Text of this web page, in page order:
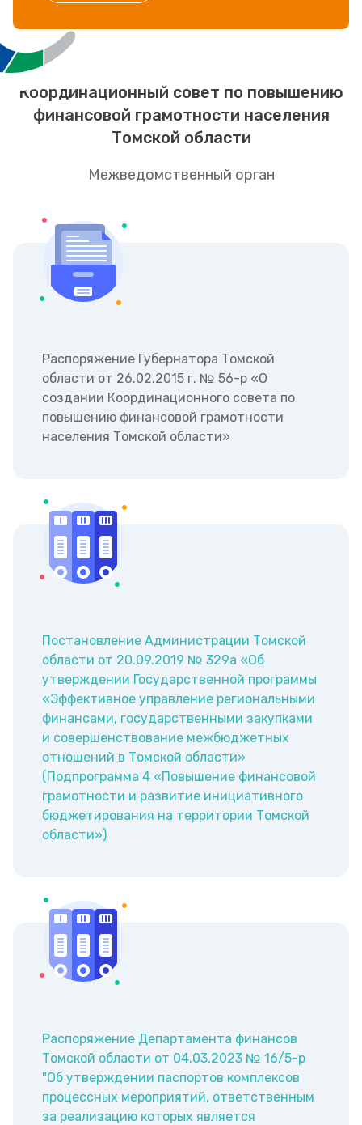
Координационный совет по повышению
финансовой грамотности населения
Томской области
Межведомственный орган
Распоряжение Губернатора Томской
области от 26.02.2015 г. № 56-р «О
создании Координационного совета по
повышению финансовой грамотности
населения Томской области»
Постановление Администрации Томской
области от 20.09.2019 № 329а «Об
утверждении Государственной программы
«Эффективное управление региональными
финансами, государственными закупками
и совершенствование межбюджетных
отношений в Томской области»
(Подпрограмма 4 «Повышение финансовой
грамотности и развитие инициативного
бюджетирования на территории Томской
области»)
Распоряжение Департамента финансов
Томской области от 04.03.2023 № 16/5-р
"Об утверждении паспортов комплексов
процессных мероприятий, ответственным
за реализацию которых является